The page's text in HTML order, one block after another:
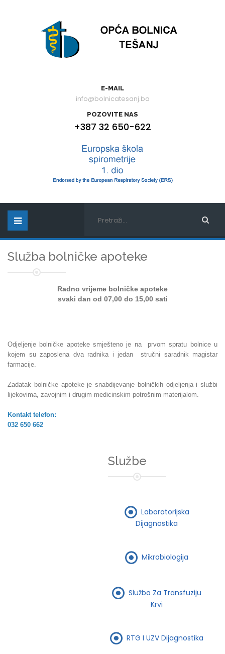
E-MAIL
info@bolnicatesanj.ba
POZOVITE NAS
+387 32 650-622
Služba bolničke apoteke
Radno vrijeme bolničke apoteke
svaki dan od 07,00 do 15,00 sati
Odjeljenje bolničke apoteke smješteno je na prvom spratu bolnice u
kojem su zaposlena dva radnikai jedan stručni saradnik magistar
farmacije.
Zadatak bolničke apoteke je snabdijevanje bolničkih odjeljenja i službi
lijekovima, zavojnim i drugim medicinskim potrošnim materijalom.
Kontakt telefon:
032 650 662
Službe
Laboratorijska
Dijagnostika
Mikrobiologija
Služba Za Transfuziju
Krvi
RTG I UZV Dijagnostika